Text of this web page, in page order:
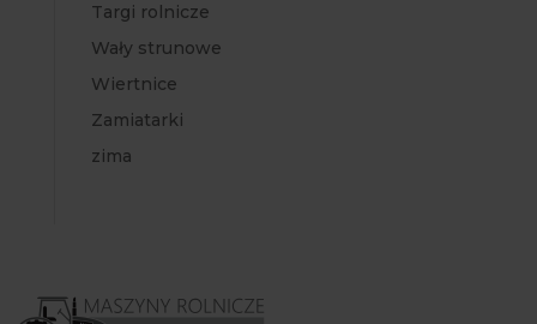
Targi rolnicze
Wały strunowe
Wiertnice
Zamiatarki
zima